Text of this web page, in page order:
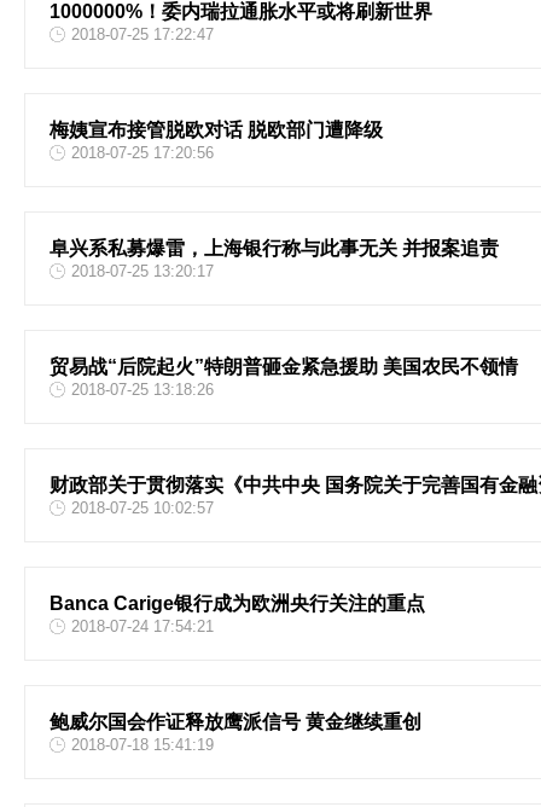
1000000%！委内瑞拉通胀水平或将刷新世界
2018-07-25 17:22:47
梅姨宣布接管脱欧对话 脱欧部门遭降级
2018-07-25 17:20:56
阜兴系私募爆雷，上海银行称与此事无关 并报案追责
2018-07-25 13:20:17
贸易战“后院起火”特朗普砸金紧急援助 美国农民不领情
2018-07-25 13:18:26
财政部关于贯彻落实《中共中央 国务院关于完善国有金
2018-07-25 10:02:57
Banca Carige银行成为欧洲央行关注的重点
2018-07-24 17:54:21
鲍威尔国会作证释放鹰派信号 黄金继续重创
2018-07-18 15:41:19